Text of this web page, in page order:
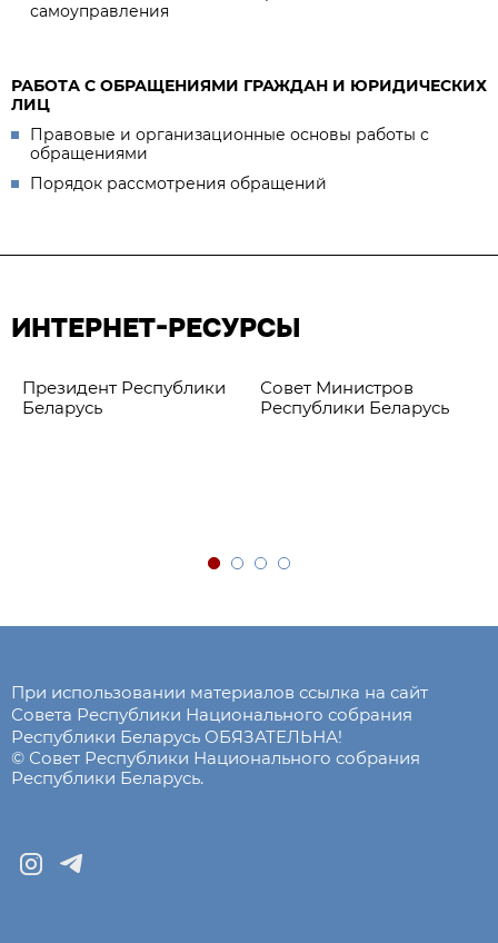
самоуправления
РАБОТА С ОБРАЩЕНИЯМИ ГРАЖДАН И ЮРИДИЧЕСКИХ
ЛИЦ
Правовые и организационные основы работы с
обращениями
Порядок рассмотрения обращений
ИНТЕРНЕТ-РЕСУРСЫ
Президент Республики
Беларусь
Совет Министров
Республики Беларусь
При использовании материалов ссылка на сайт
Совета Республики Национального собрания
Республики Беларусь ОБЯЗАТЕЛЬНА!
© Совет Республики Национального собрания
Республики Беларусь.